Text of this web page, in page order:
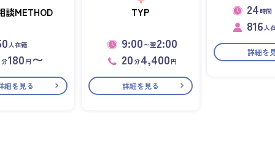
談METHOD
人在籍
分180 円 〜
細を見る
TYP
9:00 〜翌2:00
20分4,400 円
詳細を見る
24 時間
816人
詳細を